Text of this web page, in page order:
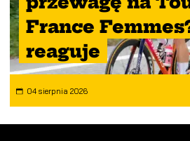
France
reaguje
04 sierpnia 2026